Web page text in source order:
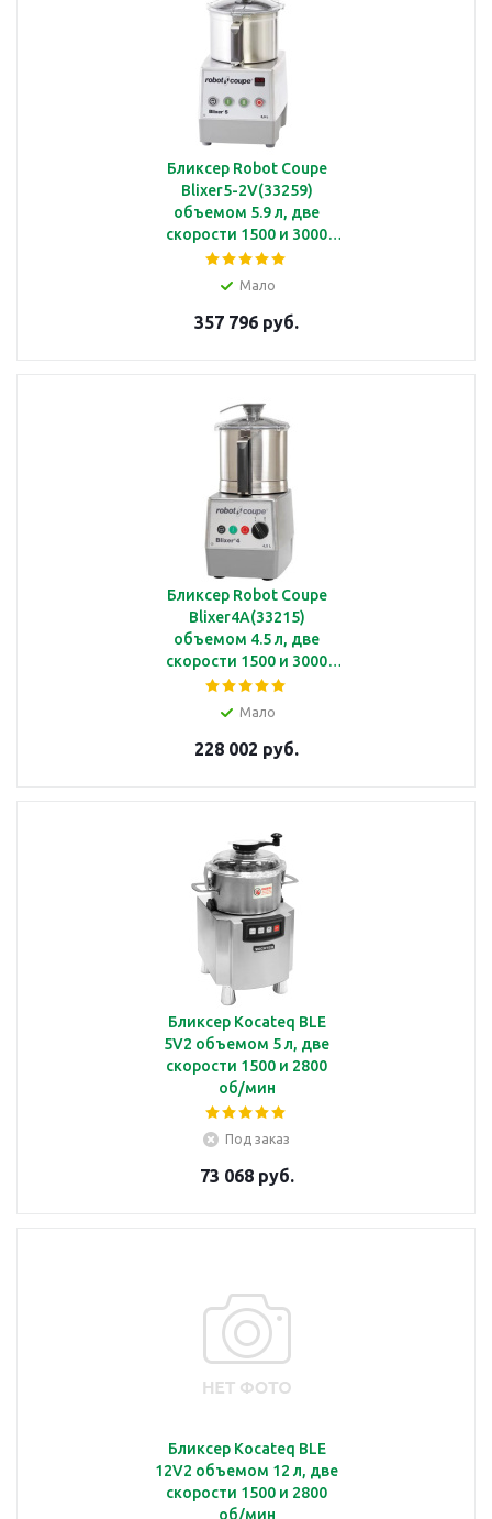
Бликсер Robot Coupe
Blixer5-2V(33259)
объемом 5.9 л, две
скорости 1500 и 3000
об/мин
Мало
357 796 руб.
Бликсер Robot Coupe
Blixer4A(33215)
объемом 4.5 л, две
скорости 1500 и 3000
об/мин
Мало
228 002 руб.
Бликсер Kocateq BLE
5V2 объемом 5 л, две
скорости 1500 и 2800
об/мин
Под заказ
73 068 руб.
Бликсер Kocateq BLE
12V2 объемом 12 л, две
скорости 1500 и 2800
об/мин